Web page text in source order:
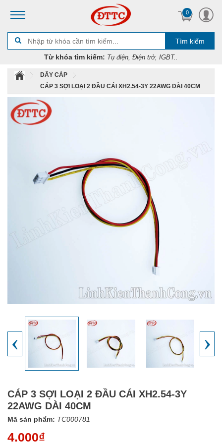
0
Tìm kiếm
Từ khóa tìm kiếm: Tụ điện, Điện trở, IGBT..
DÂY CÁP
CÁP 3 SỢI LOẠI 2 ĐẦU CÁI XH2.54-3Y 22AWG DÀI 40CM
‹ ›
CÁP 3 SỢI LOẠI 2 ĐẦU CÁI XH2.54-3Y
22AWG DÀI 40CM
Mã sản phẩm: TC000781
4.000₫